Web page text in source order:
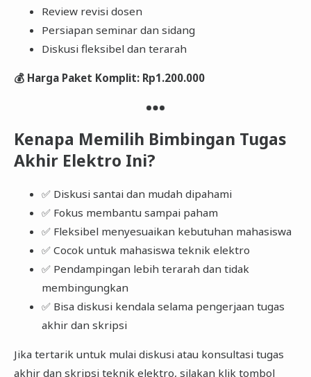
Review revisi dosen
Persiapan seminar dan sidang
Diskusi fleksibel dan terarah
💰 Harga Paket Komplit: Rp1.200.000
Kenapa Memilih Bimbingan Tugas
Akhir Elektro Ini?
✅ Diskusi santai dan mudah dipahami
✅ Fokus membantu sampai paham
✅ Fleksibel menyesuaikan kebutuhan mahasiswa
✅ Cocok untuk mahasiswa teknik elektro
✅ Pendampingan lebih terarah dan tidak
membingungkan
✅ Bisa diskusi kendala selama pengerjaan tugas
akhir dan skripsi
Jika tertarik untuk mulai diskusi atau konsultasi tugas
akhir dan skripsi teknik elektro, silakan klik tombol